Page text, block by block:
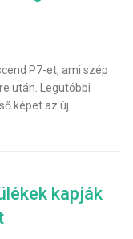
P7-et, ami szép
után. Legutóbbi
képet az új
kapják